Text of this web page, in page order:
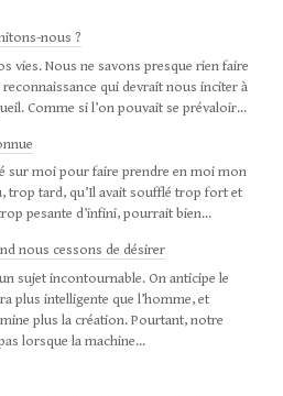
nous ?
vies. Nous ne savons presque rien faire
reconnaissance qui devrait nous inciter à
Comme si l’on pouvait se prévaloir...
sur moi pour faire prendre en moi mon
trop tard, qu’Il avait soufflé trop fort et
pesante d’infini, pourrait bien...
nous cessons de désirer
sujet incontournable. On anticipe le
plus intelligente que l’homme, et
plus la création. Pourtant, notre
lorsque la machine...